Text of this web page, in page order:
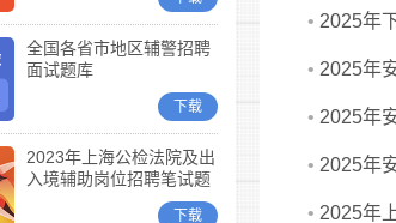
全国各省市地区辅警招聘
面试题库
下载
2023年上海公检法院及出
入境辅助岗位招聘笔试题
下载
• 2025年
• 2025年
• 2025年
• 2025年
• 2025年